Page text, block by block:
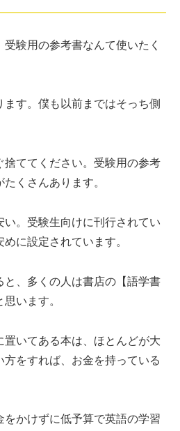
受験用の参考書なんて使いたく
す。僕も以前まではそっち側
捨ててください。受験用の参考
くさんあります。
い。受験生向けに刊行されてい
に設定されています。
と、多くの人は書店の【語学書
います。
置いてある本は、ほとんどが大
方をすれば、お金を持っている
をかけずに低予算で英語の学習